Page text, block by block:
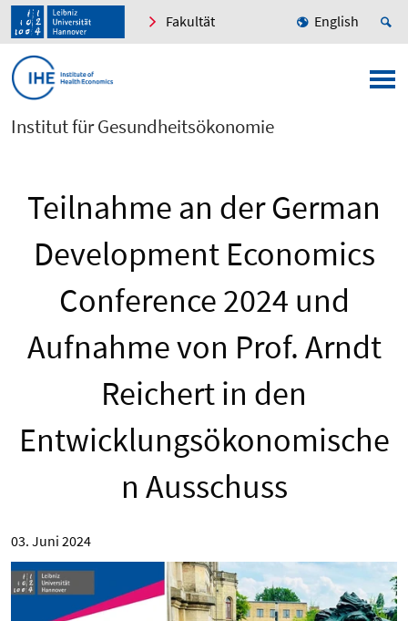
Fakultät English
Institut für Gesundheitsökonomie
Teilnahme an der German
Development Economics
Conference 2024 und
Aufnahme von Prof. Arndt
Reichert in den
Entwicklungsökonomische
n Ausschuss
03. Juni 2024